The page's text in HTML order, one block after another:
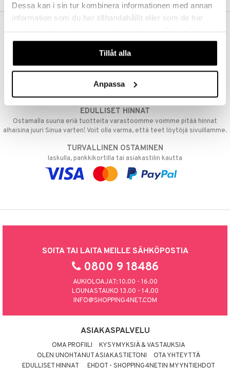
Dessa kan i sin tur kombinera informationen med annan
information som du har tillhandahållit eller som de har
våra cookies vid fortsatt användande av vår webbplats.
Tillåt alla
Anpassa
Aina maksuton vaihtoehto, huolimatta siitä ostatko yksittäisen
tuotteen tai koko tilauksellesi joka ylittää 50 €.
NOPEAT TOIMITUKSET
Ennen kello 13.00 tehdyt tilaukset lähetetään normaalisti samana
EDULLISET HINNAT
Ostamalla suuria eriä tuotteita varastoomme voimme pitää hinnat
alhaisina juuri Sinua varten! Voit olla varma, että teet löytöjä sivuillamme.
TURVALLINEN OSTAMINEN
laskulla, pankkikortilla tai asiakastilin kautta
SOITA TAI LAITA MEILLE SÄHKÖPOSTIA
0800 9 18486
AUKIOLOAJAT: 10.00 - 16.00
LOUNASTAUKO 13.00 - 14.00
INFO@SHOPPING4NET.COM
ASIAKASPALVELU
OMA PROFIILI
KYSYMYKSIÄ & VASTAUKSIA
OLEN UNOHTANUT ASIAKASTIETONI
OTA YHTEYTTÄ
EDULLISET HINNAT
EHDOT - SHOPPING4NETIN MYYNTIEHDOT